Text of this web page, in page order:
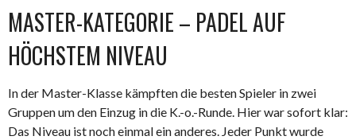
MASTER-KATEGORIE – PADEL AUF
HÖCHSTEM NIVEAU
In der Master-Klasse kämpften die besten Spieler in zwei
Gruppen um den Einzug in die K.-o.-Runde. Hier war sofort klar:
Das Niveau ist noch einmal ein anderes. Jeder Punkt wurde